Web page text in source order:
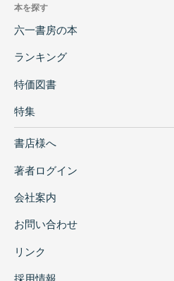
本を探す
六一書房の本
ランキング
特価図書
特集
書店様へ
著者ログイン
会社案内
お問い合わせ
リンク
採用情報